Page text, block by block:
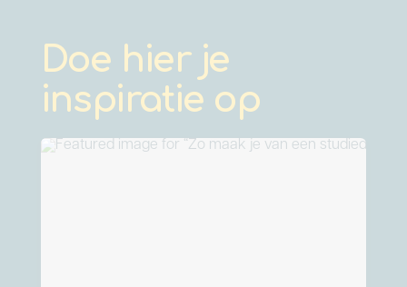
Doe hier je
inspiratie op